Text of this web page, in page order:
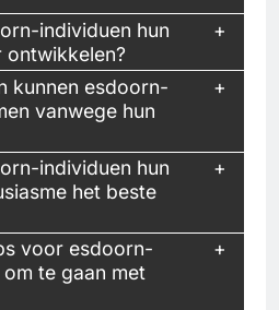
individuen hun
kunnen esdoorn-
vanwege hun
individuen hun
het beste
voor esdoorn-
te gaan met